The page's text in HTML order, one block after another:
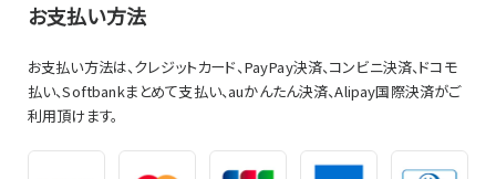
お支払い方法
お支払い方法は、クレジットカード、PayPay決済、コンビニ決済、ドコモ
払い、Softbankまとめて支払い、auかんたん決済、Alipay国際決済がご
利用頂けます。